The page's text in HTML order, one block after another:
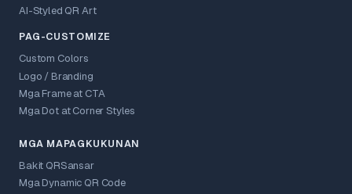
AI-Styled QR Art
PAG-CUSTOMIZE
Custom Colors
Logo / Branding
Mga Frame at CTA
Mga Dot at Corner Styles
MGA MAPAGKUKUNAN
Bakit QRSansar
Mga Dynamic QR Code